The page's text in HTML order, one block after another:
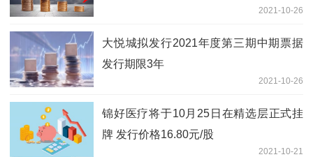
2021-10-26
大悦城拟发行2021年度第三期中期票据
发行期限3年
2021-10-26
锦好医疗将于10月25日在精选层正式挂
牌 发行价格16.80元/股
2021-10-21